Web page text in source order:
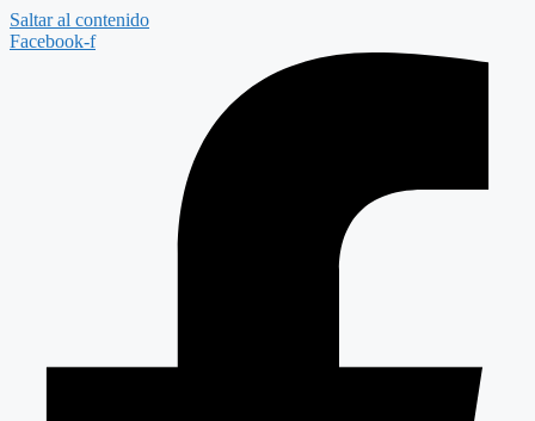
Saltar al contenido
Facebook-f